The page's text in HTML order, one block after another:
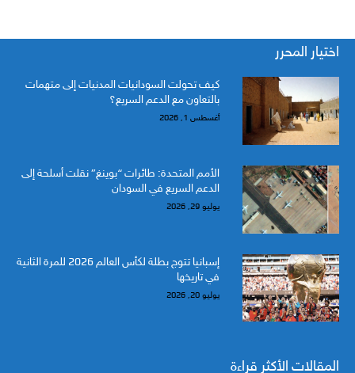
اختيار المحرر
كيف تحولت السودانيات المدنيات إلى متهمات
بالتعاون مع الدعم السريع؟
أغسطس 1, 2026
الأمم المتحدة: طائرات “بوينغ” نقلت أسلحة إلى
الدعم السريع في السودان
يوليو 29, 2026
إسبانيا تتوج بطلة لكأس العالم 2026 للمرة الثانية
في تاريخها
يوليو 20, 2026
المقالات الأكثر قراءة